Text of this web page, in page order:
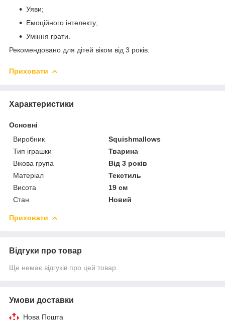
Уяви;
Емоційного інтелекту;
Уміння грати.
Рекомендовано для дітей віком від 3 років.
Приховати
Характеристики
Основні
Виробник
Squishmallows
Тип іграшки
Тварина
Вікова група
Від 3 років
Матеріал
Текстиль
Висота
19 см
Стан
Новий
Приховати
Відгуки про товар
Ще немає відгуків про цей товар
Умови доставки
Нова Пошта